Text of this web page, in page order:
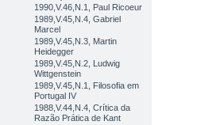
1990,V.46,N.1, Paul Ricoeur
1989,V.45,N.4, Gabriel
Marcel
1989,V.45,N.3, Martin
Heidegger
1989,V.45,N.2, Ludwig
Wittgenstein
1989,V.45,N.1, Filosofia em
Portugal IV
1988,V.44,N.4, Crítica da
Razão Prática de Kant